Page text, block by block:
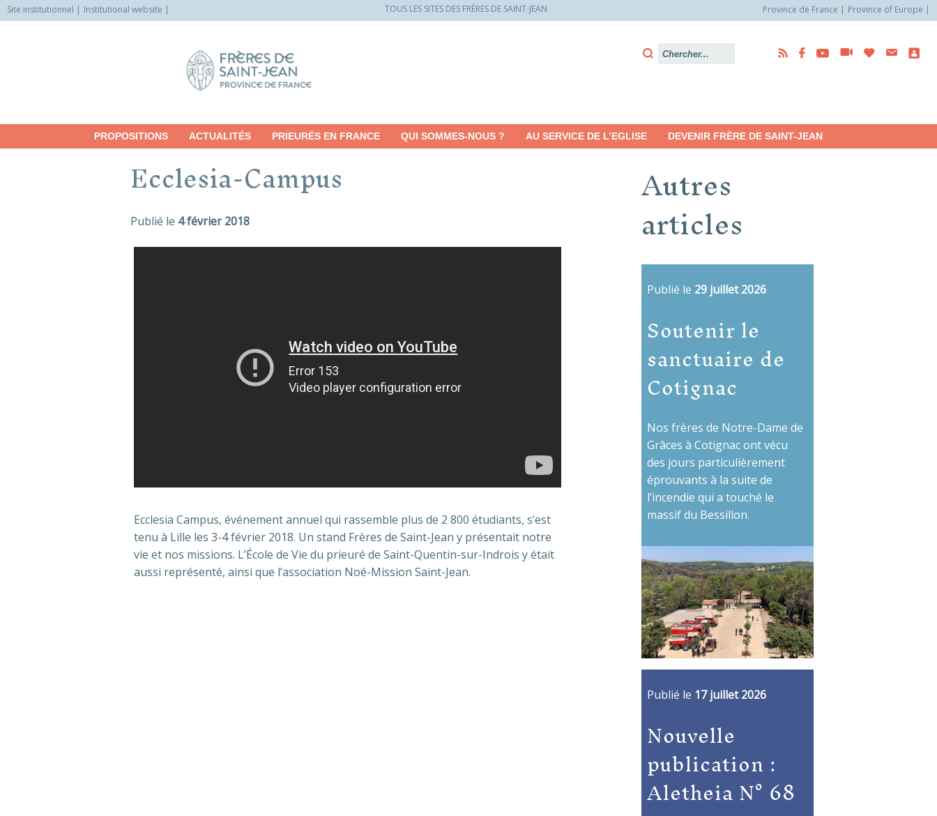
Site institutionnel Institutional website TOUS LES SITES DES FRÈRES DE SAINT-JEAN Province de France
Province of Europe
PROPOSITIONS ACTUALITÉS PRIEURÉS EN FRANCE QUI SOMMES-NOUS ? AU SERVICE DE L’EGLISE DEVENIR FRÈRE DE SAINT-JEAN
Ecclesia-Campus
Publié le 4 février 2018
Ecclesia Campus, événement annuel qui rassemble plus de 2 800 étudiants, s’est
tenu à Lille les 3-4 février 2018. Un stand Frères de Saint-Jean y présentait notre
vie et nos missions. L’École de Vie du prieuré de Saint-Quentin-sur-Indrois y était
aussi représenté, ainsi que l’association Noé-Mission Saint-Jean.
Autres
articles
Publié le 29 juillet 2026
Soutenir le
sanctuaire de
Cotignac
Nos frères de Notre-Dame de
Grâces à Cotignac ont vécu
des jours particulièrement
éprouvants à la suite de
l’incendie qui a touché le
massif du Bessillon.
Publié le 17 juillet 2026
Nouvelle
publication :
Aletheia N° 68